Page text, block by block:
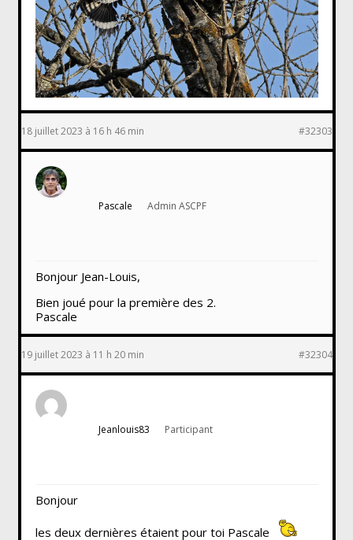
18 juillet 2023 à 16 h 46 min #32303
Pascale Admin ASCPF
Bonjour Jean-Louis,
Bien joué pour la première des 2.
Pascale
19 juillet 2023 à 11 h 20 min #32304
Jeanlouis83 Participant
Bonjour
les deux dernières étaient pour toi Pascale